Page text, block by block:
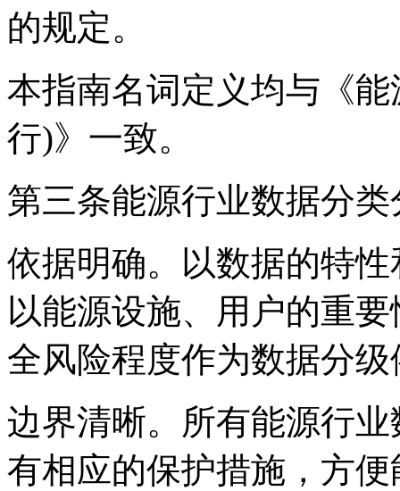
的规定。
本指南名词定义均与《
行)》一致。
第三条能源行业数据分
依据明确。以数据的特
以能源设施、用户的重
全风险程度作为数据分级
边界清晰。所有能源行
有相应的保护措施，方